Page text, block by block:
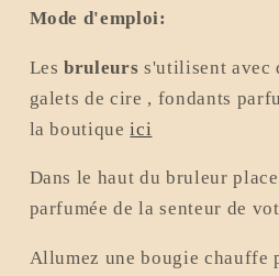
Mode d'emploi:
Les bruleurs s'utilisent avec
galets de cire , fondants
la boutiqueici
Dans le haut du bruleur
parfumée de la senteur de
Allumez une bougie chauffe